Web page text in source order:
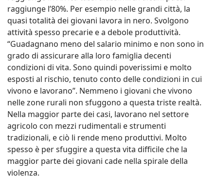
raggiunge l’80%. Per esempio nelle grandi città, la
quasi totalità dei giovani lavora in nero. Svolgono
attività spesso precarie e a debole produttività.
“Guadagnano meno del salario minimo e non sono in
grado di assicurare alla loro famiglia decenti
condizioni di vita. Sono quindi poverissimi e molto
esposti al rischio, tenuto conto delle condizioni in cui
vivono e lavorano”. Nemmeno i giovani che vivono
nelle zone rurali non sfuggono a questa triste realtà.
Nella maggior parte dei casi, lavorano nel settore
agricolo con mezzi rudimentali e strumenti
tradizionali, e ciò li rende meno produttivi. Molto
spesso è per sfuggire a questa vita difficile che la
maggior parte dei giovani cade nella spirale della
violenza.